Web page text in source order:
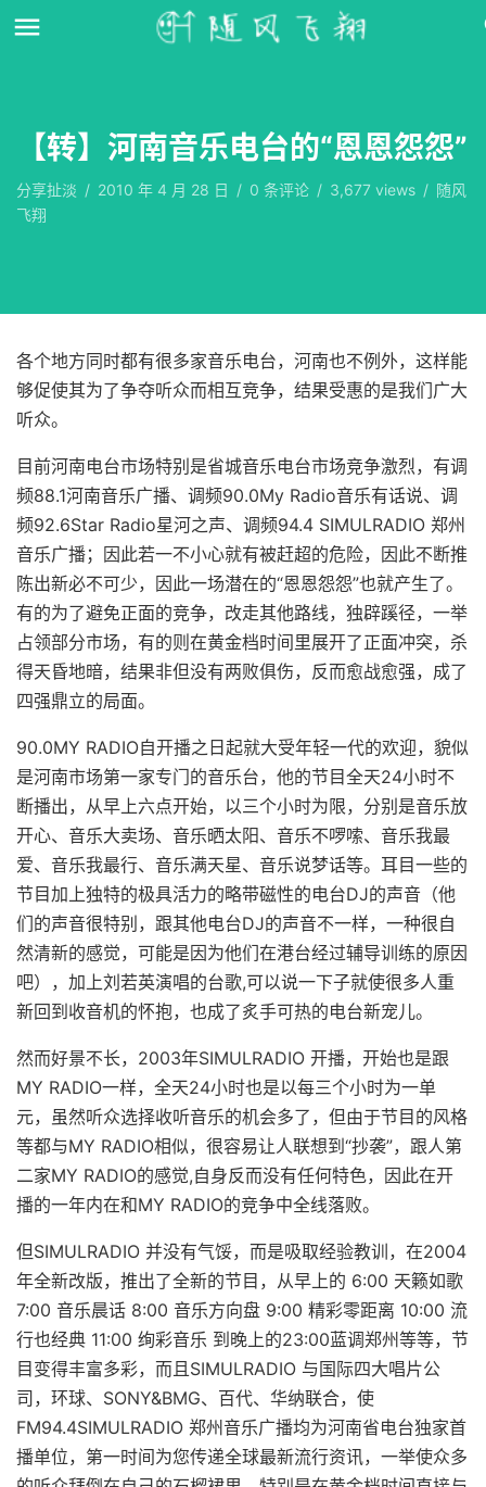
【转】河南音乐电台的“恩恩怨怨”
分享扯淡 / 2010 年 4 月 28 日 / 0 条评论 / 3,677 views / 随风
飞翔
各个地方同时都有很多家音乐电台，河南也不例外，这样能
够促使其为了争夺听众而相互竞争，结果受惠的是我们广大
听众。
目前河南电台市场特别是省城音乐电台市场竞争激烈，有调
频88.1河南音乐广播、调频90.0My Radio音乐有话说、调
频92.6Star Radio星河之声、调频94.4 SIMULRADIO 郑州
音乐广播；因此若一不小心就有被赶超的危险，因此不断推
陈出新必不可少，因此一场潜在的“恩恩怨怨”也就产生了。
有的为了避免正面的竞争，改走其他路线，独辟蹊径，一举
占领部分市场，有的则在黄金档时间里展开了正面冲突，杀
得天昏地暗，结果非但没有两败俱伤，反而愈战愈强，成了
四强鼎立的局面。
90.0MY RADIO自开播之日起就大受年轻一代的欢迎，貌似
是河南市场第一家专门的音乐台，他的节目全天24小时不
断播出，从早上六点开始，以三个小时为限，分别是音乐放
开心、音乐大卖场、音乐晒太阳、音乐不啰嗦、音乐我最
爱、音乐我最行、音乐满天星、音乐说梦话等。耳目一些的
节目加上独特的极具活力的略带磁性的电台DJ的声音（他
们的声音很特别，跟其他电台DJ的声音不一样，一种很自
然清新的感觉，可能是因为他们在港台经过辅导训练的原因
吧），加上刘若英演唱的台歌,可以说一下子就使很多人重
新回到收音机的怀抱，也成了炙手可热的电台新宠儿。
然而好景不长，2003年SIMULRADIO 开播，开始也是跟
MY RADIO一样，全天24小时也是以每三个小时为一单
元，虽然听众选择收听音乐的机会多了，但由于节目的风格
等都与MY RADIO相似，很容易让人联想到“抄袭”，跟人第
二家MY RADIO的感觉,自身反而没有任何特色，因此在开
播的一年内在和MY RADIO的竞争中全线落败。
但SIMULRADIO 并没有气馁，而是吸取经验教训，在2004
年全新改版，推出了全新的节目，从早上的 6:00 天籁如歌
7:00 音乐晨话 8:00 音乐方向盘 9:00 精彩零距离 10:00 流
行也经典 11:00 绚彩音乐 到晚上的23:00蓝调郑州等等，节
目变得丰富多彩，而且SIMULRADIO 与国际四大唱片公
司，环球、SONY&BMG、百代、华纳联合，使
FM94.4SIMULRADIO 郑州音乐广播均为河南省电台独家首
播单位，第一时间为您传递全球最新流行资讯，一举使众多